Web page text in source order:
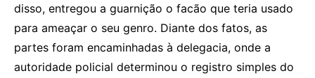
disso, entregou a guarnição o facão que teria usado
para ameaçar o seu genro. Diante dos fatos, as
partes foram encaminhadas à delegacia, onde a
autoridade policial determinou o registro simples do